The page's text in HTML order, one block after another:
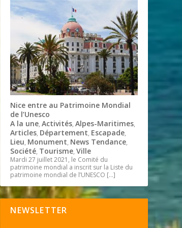
Nice entre au Patrimoine Mondial
de l’Unesco
A la une,Activités,Alpes-Maritimes,
Articles, Département, Escapade,
Lieu, Monument, News Tendance,
Société, Tourisme,Ville
Mardi 27 juillet 2021, le Comité du
patrimoine mondial a inscrit sur la Liste du
patrimoine mondial de l’UNESCO […]
NEWSLETTER